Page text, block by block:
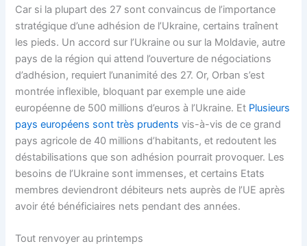
Car si la plupart des 27 sont convaincus de l’importance
stratégique d’une adhésion de l’Ukraine, certains traînent
les pieds. Un accord sur l’Ukraine ou sur la Moldavie, autre
pays de la région qui attend l’ouverture de négociations
d’adhésion, requiert l’unanimité des 27. Or, Orban s’est
montrée inflexible, bloquant par exemple une aide
européenne de 500 millions d’euros à l’Ukraine. Et Plusieurs
pays européens sont très prudents vis-à-vis de ce grand
pays agricole de 40 millions d’habitants, et redoutent les
déstabilisations que son adhésion pourrait provoquer. Les
besoins de l’Ukraine sont immenses, et certains Etats
membres deviendront débiteurs nets auprès de l’UE après
avoir été bénéficiaires nets pendant des années.
Tout renvoyer au printemps